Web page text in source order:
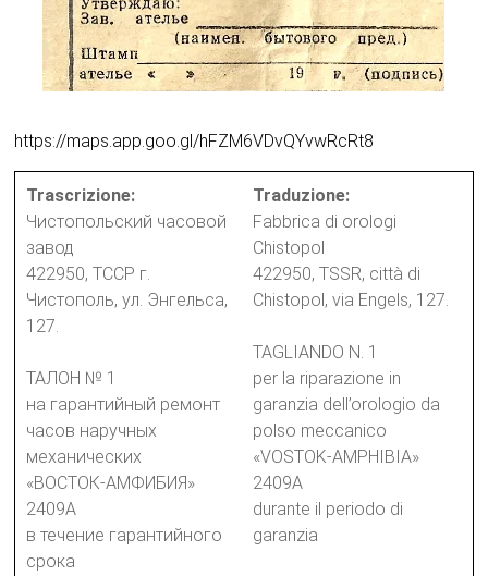
https://maps.app.goo.gl/hFZM6VDvQYvwRcRt8
Trascrizione:
Чистопольский часовой
завод
422950, ТССР г.
Чистополь, ул. Энгельса,
127.
ТАЛОН № 1
на гарантийный ремонт
часов наручных
механических
«ВОСТОК-АМФИБИЯ»
2409А
в течение гарантийного
срока
Traduzione:
Fabbrica di orologi
Chistopol
422950, TSSR, città di
Chistopol, via Engels, 127.
TAGLIANDO N. 1
per la riparazione in
garanzia dell’orologio da
polso meccanico
«VOSTOK-AMPHIBIA»
2409A
durante il periodo di
garanzia